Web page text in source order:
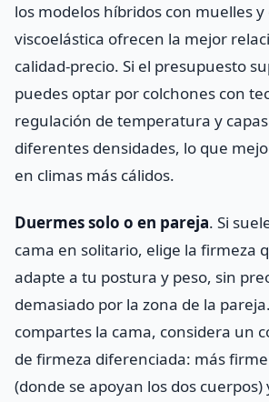
los modelos híbridos con muelles
viscoelástica ofrecen la mejor
calidad‑precio. Si el presupuesto
puedes optar por colchones con
regulación de temperatura y
diferentes densidades, lo que
en climas más cálidos.
Duermes solo o en pareja. Si
cama en solitario, elige la firmeza
adapte a tu postura y peso, sin
demasiado por la zona de la
compartes la cama, considera un
de firmeza diferenciada: más
(donde se apoyan los dos cuerpos)